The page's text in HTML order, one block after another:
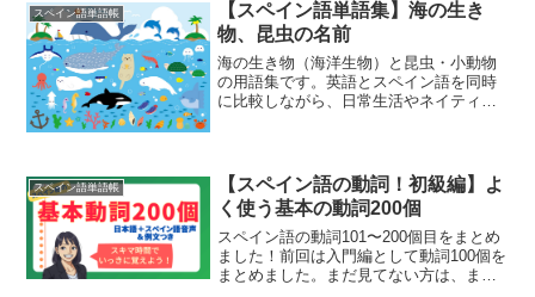
ン語で「果物」は、la ...
スペイン語単語帳
【スペイン語単語集】海の生き
物、昆虫の名前
海の生き物（海洋生物）と昆虫・小動物
の用語集です。英語とスペイン語を同時
に比較しながら、日常生活やネイティブ
de ...
スペイン語単語帳
【スペイン語の動詞！初級編】よ
く使う基本の動詞200個
スペイン語の動詞101〜200個目をまとめ
ました！前回は入門編として動詞100個を
まとめました。まだ見てない方は、まず